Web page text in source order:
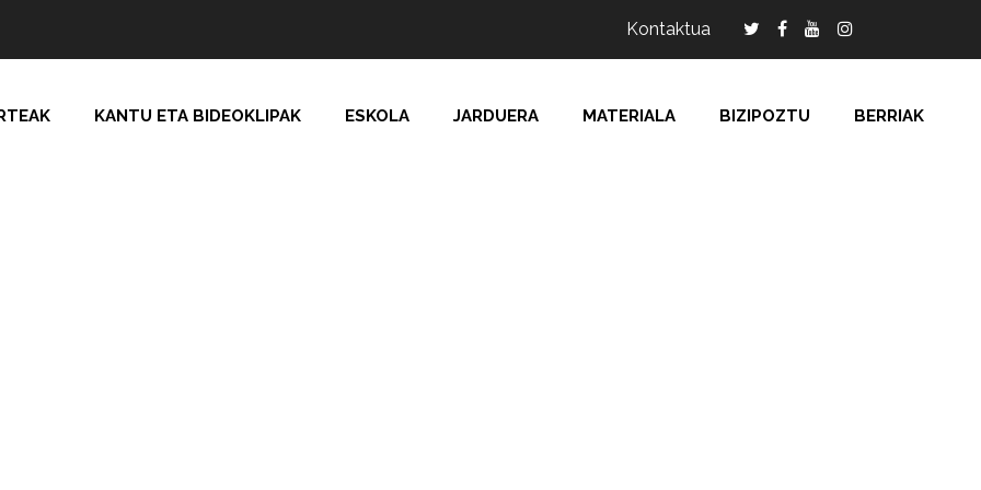
Kontaktua
KANTU ETA BIDEOKLIPAK ESKOLA JARDUERA MATERIALA BIZIPOZTU BERRIAK